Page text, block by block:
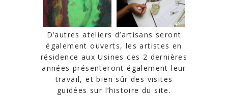
D’autres ateliers d’artisans seront
également ouverts, les artistes en
résidence aux Usines ces 2 dernières
années présenteront également leur
travail, et bien sûr des visites
guidées sur l’histoire du site.